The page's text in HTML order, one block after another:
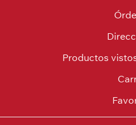
Productos